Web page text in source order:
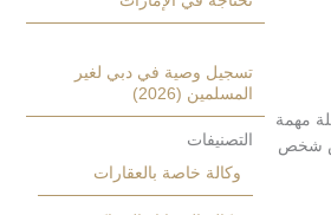
تسجيل وصية في دبي لغير
التصنيفات
وكالة خاصة بالعقارات